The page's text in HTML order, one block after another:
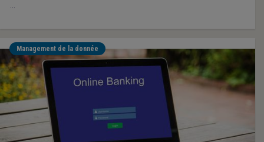
...
Management de la donnée